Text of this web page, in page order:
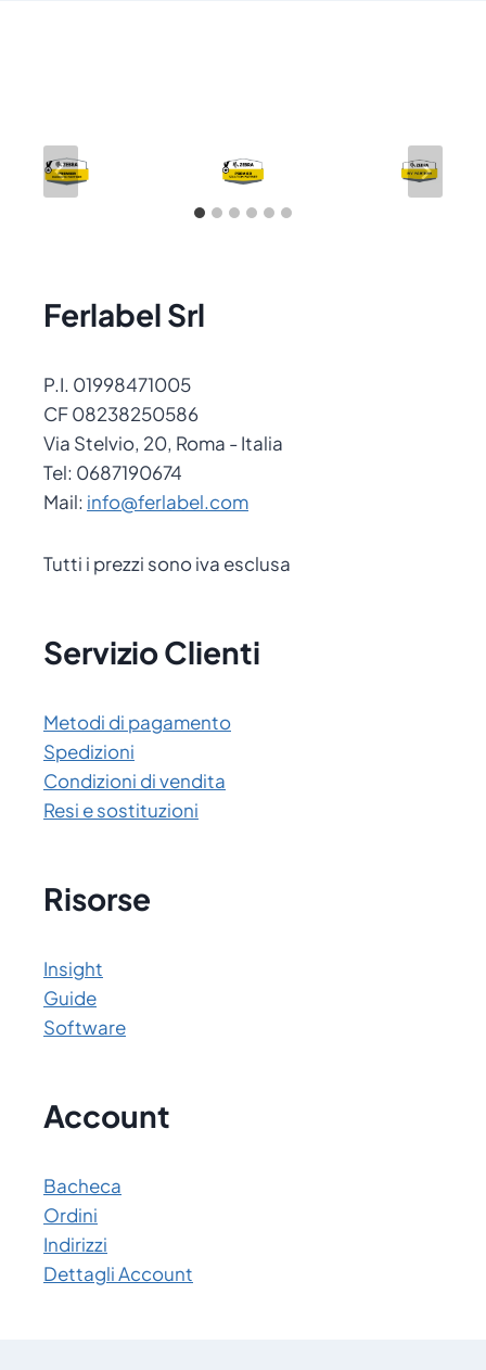
Ferlabel Srl
P.I. 01998471005
CF 08238250586
Via Stelvio, 20, Roma - Italia
Tel: 0687190674
Mail: info@ferlabel.com
Tutti i prezzi sono iva esclusa
Servizio Clienti
Metodi di pagamento
Spedizioni
Condizioni di vendita
Resi e sostituzioni
Risorse
Insight
Guide
Software
Account
Bacheca
Ordini
Indirizzi
Dettagli Account